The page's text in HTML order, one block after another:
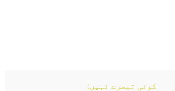
کوئی تبصرے نہیں: